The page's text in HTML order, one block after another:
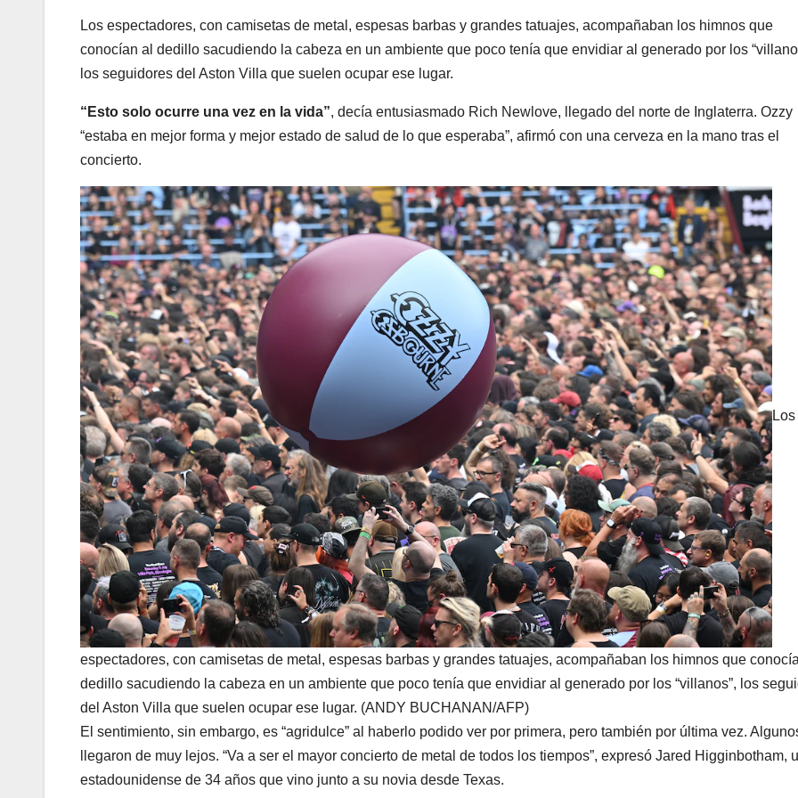
Los espectadores, con camisetas de metal, espesas barbas y grandes tatuajes, acompañaban los himnos que
conocían al dedillo sacudiendo la cabeza en un ambiente que poco tenía que envidiar al generado por los
los seguidores del Aston Villa que suelen ocupar ese lugar.
“Esto solo ocurre una vez en la vida”, decía entusiasmado Rich Newlove, llegado del norte de Inglaterra. Ozzy
“estaba en mejor forma y mejor estado de salud de lo que esperaba”, afirmó con una cerveza en la mano tras el
concierto.
Los
espectadores, con camisetas de metal, espesas barbas y grandes tatuajes, acompañaban los himnos que
dedillo sacudiendo la cabeza en un ambiente que poco tenía que envidiar al generado por los “villanos”, los
del Aston Villa que suelen ocupar ese lugar. (ANDY BUCHANAN/AFP)
El sentimiento, sin embargo, es “agridulce” al haberlo podido ver por primera, pero también por última vez.
llegaron de muy lejos. “Va a ser el mayor concierto de metal de todos los tiempos”, expresó Jared Higginbotham,
estadounidense de 34 años que vino junto a su novia desde Texas.